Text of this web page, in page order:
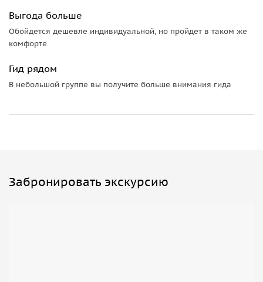
Выгода больше
Обойдется дешевле индивидуальной, но пройдет в таком же
комфорте
Гид рядом
В небольшой группе вы получите больше внимания гида
Забронировать экскурсию